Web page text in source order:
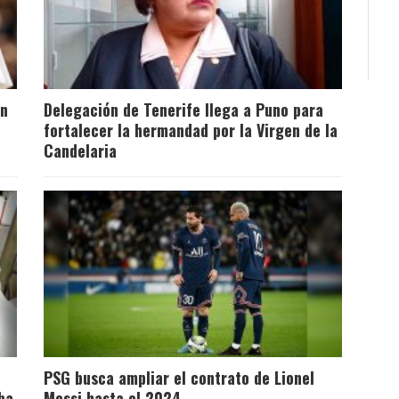
Delegación de Tenerife llega a Puno para
fortalecer la hermandad por la Virgen de la
Candelaria
PSG busca ampliar el contrato de Lionel